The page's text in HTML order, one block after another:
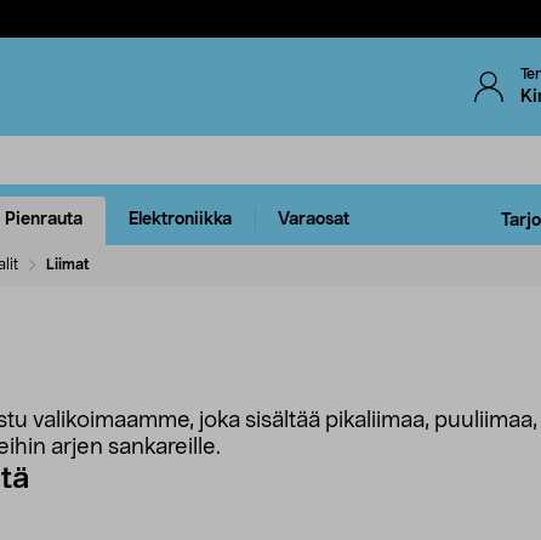
Pienrauta Elektroniikka Varaosat
Liimat
valikoimaamme, joka sisältää pikaliimaa,
arjen sankareille.